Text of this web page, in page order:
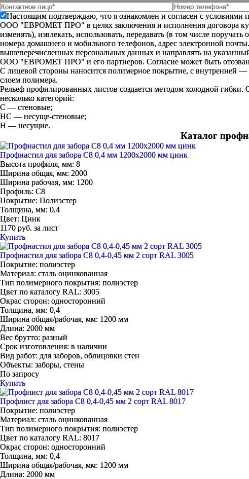
Настоящим подтверждаю, что я ознакомлен и согласен с условиями
ООО "ЕВРОМЕТ ПРО" в целях заключения и исполнения договора
изменять), извлекать, использовать, передавать (в том числе
номера домашнего и мобильного телефонов, адрес электронной
вышеперечисленных персональных данных и направлять на
ООО "ЕВРОМЕТ ПРО" и его партнеров. Согласие может быть
С лицевой стороны наносится полимерное покрытие, с внутренней —
слоем полимера.
Рельеф профилированных листов создается методом холодной
несколько категорий:
С — стеновые;
НС — несуще-стеновые;
Н — несущие.
Каталог
Профнастил для забора С8 0,4 мм 1200х2000 мм цинк
Высота профиля, мм: 8
Ширина общая, мм: 2000
Ширина рабочая, мм: 1200
Профиль: C8
Покрытие: Полиэстер
Толщина, мм: 0,4
Цвет: Цинк
1170 руб. за лист
Купить
Профнастил для забора С8 0,4-0,45 мм 2 сорт RAL 3005
Покрытие: полиэстер
Материал: сталь оцинкованная
Тип полимерного покрытия: полиэстер
Цвет по каталогу RAL: 3005
Окрас сторон: односторонний
Толщина, мм: 0,4
Ширина общая/рабочая, мм: 1200 мм
Длина: 2000 мм
Вес брутто: разный
Срок изготовления: в наличии
Вид работ: для заборов, облицовки стен
Объекты: заборы, стены
По запросу
Купить
Профлист для забора С8 0,4-0,45 мм 2 сорт RAL 8017
Покрытие: полиэстер
Материал: сталь оцинкованная
Тип полимерного покрытия: полиэстер
Цвет по каталогу RAL: 8017
Окрас сторон: односторонний
Толщина, мм: 0,4
Ширина общая/рабочая, мм: 1200 мм
Длина: 2000 мм